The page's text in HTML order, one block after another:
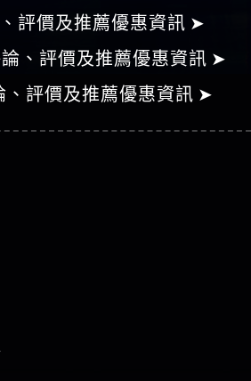
論、評價及推薦優惠資訊
、評價及推薦優惠資訊 ➤
、評價及推薦優惠資訊 ➤
、評價及推薦優惠資訊 ➤